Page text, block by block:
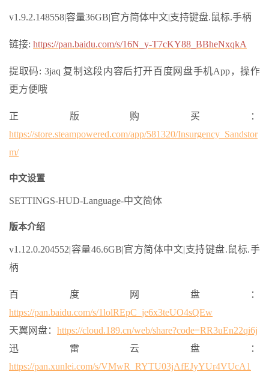
v1.9.2.148558|容量36GB|官方简体中文|支持键盘.鼠标.手柄
链接: https://pan.baidu.com/s/16N_y-T7cKY88_BBheNxqkA
提取码: 3jaq 复制这段内容后打开百度网盘手机App，操作
更方便哦
正版购买：
https://store.steampowered.com/app/581320/Insurgency_Sandstor
m/
中文设置
SETTINGS-HUD-Language-中文简体
版本介绍
v1.12.0.204552|容量46.6GB|官方简体中文|支持键盘.鼠标.手
柄
百度网盘：
https://pan.baidu.com/s/1lolREpC_je6x3teUO4sQEw
天翼网盘： https://cloud.189.cn/web/share?code=RR3uEn22qi6j
迅雷云盘：
https://pan.xunlei.com/s/VMwR_RYTU03jAfEJyYUr4VUcA1